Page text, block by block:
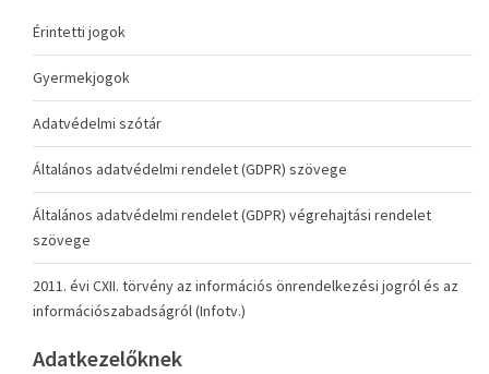
Érintetti jogok
Gyermekjogok
Adatvédelmi szótár
Általános adatvédelmi rendelet (GDPR) szövege
Általános adatvédelmi rendelet (GDPR) végrehajtási rendelet
szövege
2011. évi CXII. törvény az információs önrendelkezési jogról és az
információszabadságról (Infotv.)
Adatkezelőknek